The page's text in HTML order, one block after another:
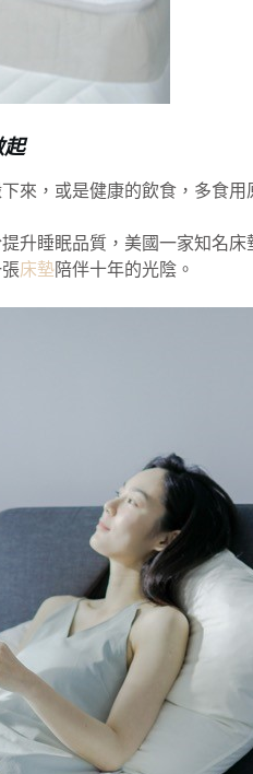
起
來，或是健康的飲食，多食
升睡眠品質，美國一家知名
床墊陪伴十年的光陰。